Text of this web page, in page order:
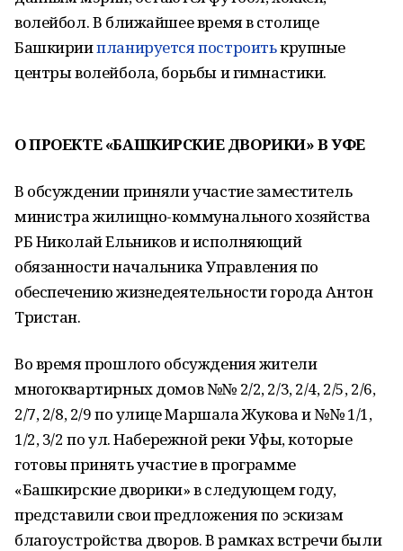
волейбол. В ближайшее время в столице
Башкириипланируется построитькрупные
центры волейбола, борьбы и гимнастики.
О ПРОЕКТЕ «БАШКИРСКИЕ ДВОРИКИ» В УФЕ
В обсуждении приняли участие заместитель
министра жилищно-коммунального хозяйства
РБ Николай Ельников и исполняющий
обязанности начальника Управления по
обеспечению жизнедеятельности города Антон
Тристан.
Во время прошлого обсуждения жители
многоквартирных домов №№ 2/2, 2/3, 2/4, 2/5, 2/6,
2/7, 2/8, 2/9 по улице Маршала Жукова и №№ 1/1,
1/2, 3/2 по ул. Набережной реки Уфы, которые
готовы принять участие в программе
«Башкирские дворики» в следующем году,
представили свои предложения по эскизам
благоустройства дворов. В рамках встречи были